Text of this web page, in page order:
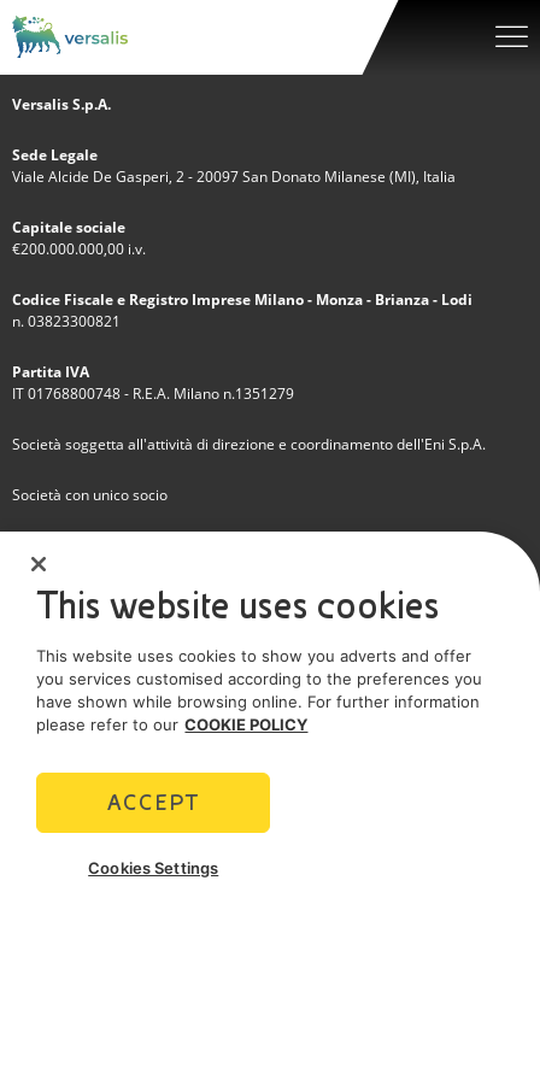
Versalis S.p.A.
Sede Legale
Viale Alcide De Gasperi, 2 - 20097 San Donato Milanese (MI), Italia
Capitale sociale
€200.000.000,00 i.v.
Codice Fiscale e Registro Imprese Milano - Monza - Brianza - Lodi
n. 03823300821
Partita IVA
IT 01768800748 - R.E.A. Milano n.1351279
Società soggetta all'attività di direzione e coordinamento dell'Eni S.p.A.
Società con unico socio
Termini e Condizioni
Privacy policy
This website uses cookies
This website uses cookies to show you adverts and offer
you services customised according to the preferences you
have shown while browsing online. For further information
please refer to our COOKIE POLICY
Cookies Settings
ACCEPT